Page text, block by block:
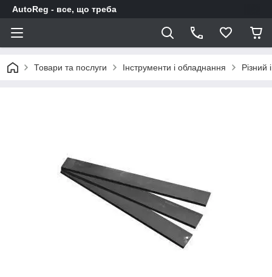
AutoReg - все, що треба
Товари та послуги Інструменти і обладнання Різний